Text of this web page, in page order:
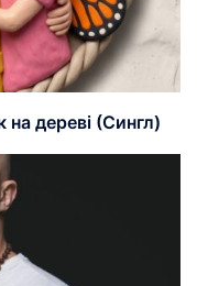
на дереві (Сингл)